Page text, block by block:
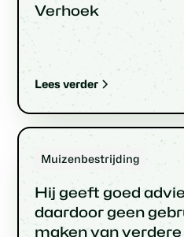
Verhoek
Lees verder
Muizenbestrijding
Hij geeft goed
daardoor geen
maken van